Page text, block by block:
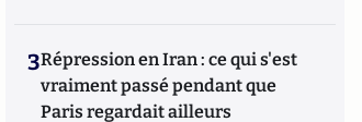
3Répression en Iran : ce qui s'est
vraiment passé pendant que
Paris regardait ailleurs